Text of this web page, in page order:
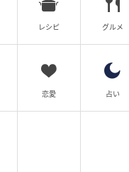
レシピ グルメ
恋愛 占い